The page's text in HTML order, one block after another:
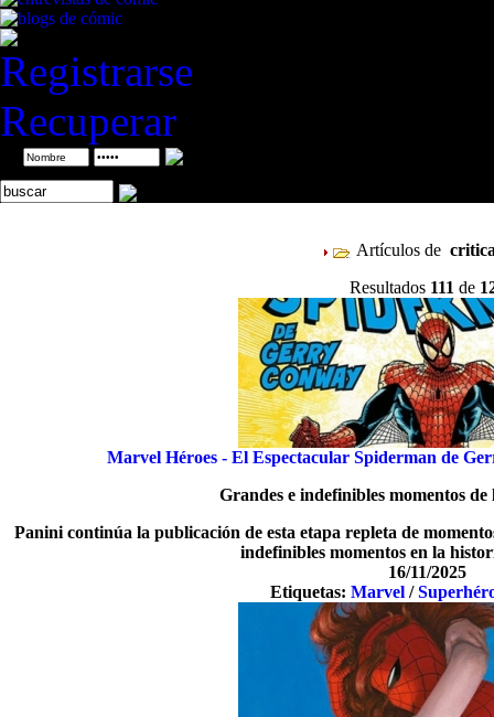
Registrarse
Recuperar
Artículos de
Resultados 111 de
Marvel Héroes - El Espectacular Spiderman de
Grandes e indefinibles momentos
Panini continúa la publicación de esta etapa repleta de
indefinibles momentos en la
16/11/2025
Etiquetas:Marvel /